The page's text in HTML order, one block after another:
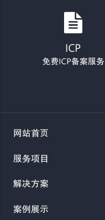
ICP
免费ICP备案服务
网站首页
服务项目
解决方案
案例展示